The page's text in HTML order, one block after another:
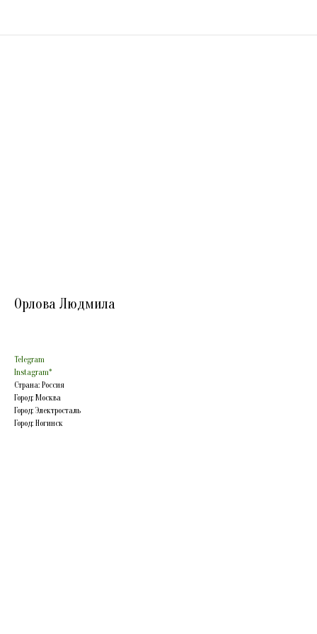
Орлова Людмила
Telegram
Instagram*
Страна: Россия
Город: Москва
Город: Электросталь
Город: Ногинск